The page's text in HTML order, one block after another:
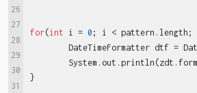
26
27
28
29
30
31
for(int i = 0 ; i < pattern.length;
}